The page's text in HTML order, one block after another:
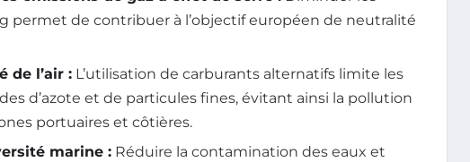
permet de contribuer à l’objectif européen de neutralité
de l’air : L’utilisation de carburants alternatifs limite les
d’azote et de particules fines, évitant ainsi la pollution
portuaires et côtières.
marine : Réduire la contamination des eaux et